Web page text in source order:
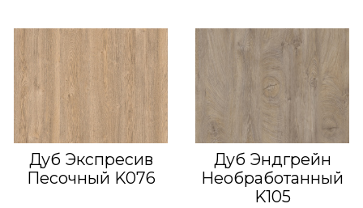
Дуб Экспресив
Песочный K076
Дуб Эндгрейн
Необработанный
K105